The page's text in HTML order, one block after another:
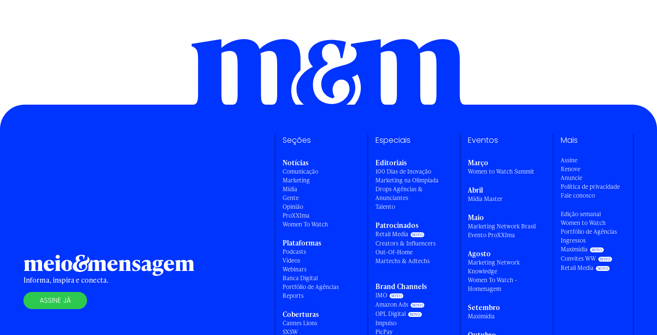
Informa, inspira e conecta.
ASSINE JÁ
Seções
Notícias
Comunicação
Marketing
Mídia
Gente
Opinião
ProXXIma
Women To Watch
Plataformas
Podcasts
Vídeos
Webinars
Banca Digital
Portfólio de Agências
Reports
Coberturas
Cannes Lions
SXSW
Especiais
Editoriais
100 Dias de Inovação
Marketing na Olimpíada
Drops Agências &
Anunciantes
Talento
Patrocinados
Retail Media
Creators & Influencers
Out-Of-Home
Martechs & Adtechs
Brand Channels
IMO
Amazon Ads
OPL Digital
Impulso
PicPay
Eventos
Março
Women to Watch Summit
Abril
Mídia Master
Maio
Marketing Network Brasil
Evento ProXXIma
Agosto
Marketing Network
Knowledge
Women To Watch -
Homenagem
Setembro
Maximídia
Mais
Assine
Renove
Anuncie
Política de privacidade
Fale conosco
Edição semanal
Women to Watch
Portfólio de Agências
Ingressos
Maximídia
Convites WW
Retail Media